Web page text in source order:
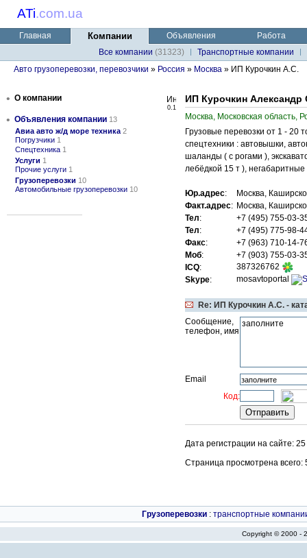
ATi.com.ua
Главная Компании Объявления
Работа
Все компании (31323)
Транспортные компании
Авто грузоперевозки, перевозчики » Россия » Москва » ИП Курочкин А.С.
• О компании
• Объявления компании 13
Авиа авто ж/д море техника 2
Погрузчики 1
Спецтехника 1
Услуги 1
Прочие услуги 1
Грузоперевозки 10
Автомобильные грузоперевозки 10
0.1
ИП Курочкин Александр
Москва, Московская область,
Грузовые перевозки от 1 -
спецтехники : автовышки,
шаланды ( с рогами ),
лебёдкой 15 т ),
Юр.адрес:
Москва,
Факт.адрес: Москва,
Тел:
+7 (495) 755-03-
Тел:
+7 (495) 775-98-
Факс:
+7 (963) 710-14-
Моб:
+7 (903) 755-03-
ICQ:
387326762
Skype: mosavtoportal
Re: ИП Курочкин А.С. -
Сообщение,
телефон, имя
Email
Код:
Дата регистрации на сайте:
Страница просмотрена всего:
Грузоперевозки : транспортные
Copyright © 2000 -